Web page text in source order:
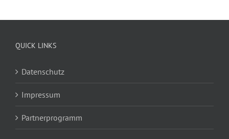
QUICK LINKS
Datenschutz
Impressum
Partnerprogramm